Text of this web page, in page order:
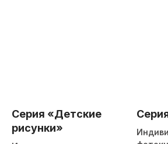
Серия «Детские
рисунки»